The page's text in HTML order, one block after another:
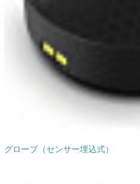
グローブ（センサー埋込式）